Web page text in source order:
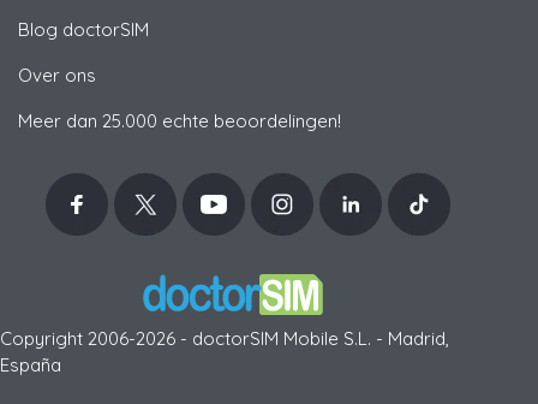
Blog doctorSIM
Over ons
Meer dan 25.000 echte beoordelingen!
Copyright 2006-2026 - doctorSIM Mobile S.L. - Madrid,
España